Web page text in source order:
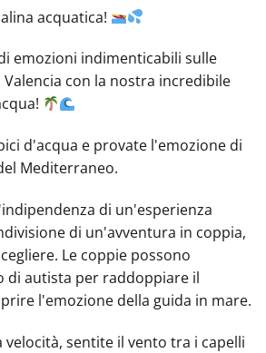
acquatica!
emozioni indimenticabili sulle
con la nostra incredibile
d'acqua e provate l'emozione di
Mediterraneo.
di un'esperienza
di un'avventura in coppia,
Le coppie possono
di autista per raddoppiare il
l'emozione della guida in mare.
velocità, sentite il vento tra i capelli